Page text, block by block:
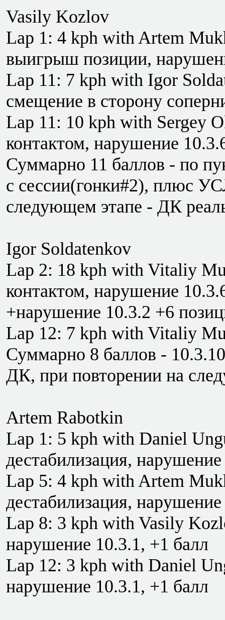
Vasily Kozlov
Lap 1: 4 kph with Artem
выигрыш позиции,
Lap 11: 7 kph with Igor
смещение в сторону
Lap 11: 10 kph with Sergey
контактом, нарушение
Суммарно 11 баллов - по
с сессии(гонки#2), плюс
следующем этапе - ДК
Igor Soldatenkov
Lap 2: 18 kph with Vitaliy
контактом, нарушение
+нарушение 10.3.2 +6
Lap 12: 7 kph with Vitaliy
Суммарно 8 баллов -
ДК, при повторении на
Artem Rabotkin
Lap 1: 5 kph with Daniel
дестабилизация,
Lap 5: 4 kph with Artem
дестабилизация,
Lap 8: 3 kph with Vasily
нарушение 10.3.1, +1 балл
Lap 12: 3 kph with Daniel
нарушение 10.3.1, +1 балл